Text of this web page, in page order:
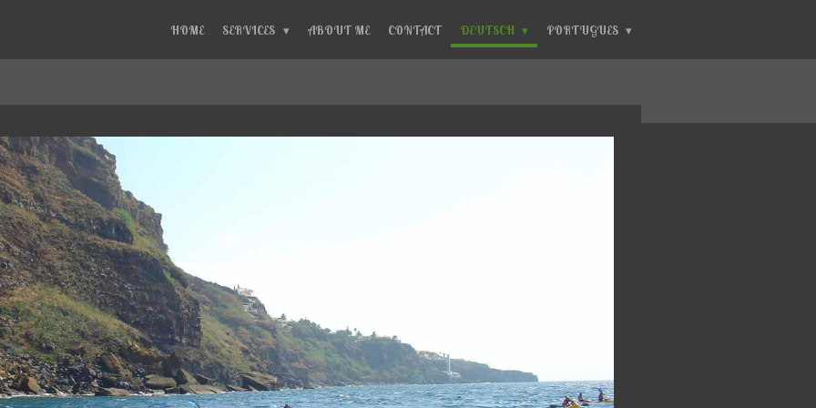
HOME SERVICES ABOUT ME CONTACT DEUTSCH PORTUGUES